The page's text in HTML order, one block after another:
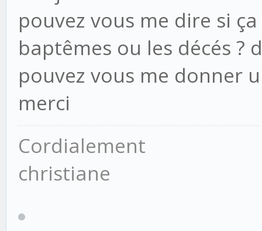
pouvez vous me dire si
baptêmes ou les décés ?
pouvez vous me donner
merci
Cordialement
christiane